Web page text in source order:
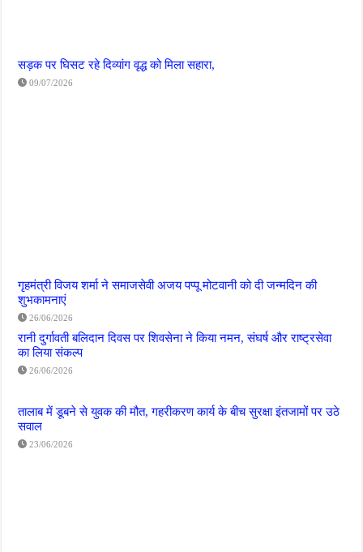
सड़क पर घिसट रहे दिव्यांग वृद्ध को मिला सहारा,
09/07/2026
गृहमंत्री विजय शर्मा ने समाजसेवी अजय पप्पू मोटवानी को दी जन्मदिन की
शुभकामनाएं
26/06/2026
रानी दुर्गावती बलिदान दिवस पर शिवसेना ने किया नमन, संघर्ष और राष्ट्रसेवा
का लिया संकल्प
26/06/2026
तालाब में डूबने से युवक की मौत, गहरीकरण कार्य के बीच सुरक्षा इंतजामों पर उठे
सवाल
23/06/2026